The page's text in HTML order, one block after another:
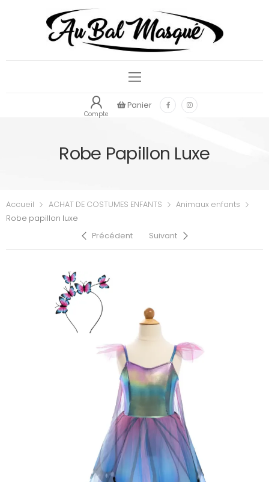
Compte
Panier
Robe Papillon Luxe
Accueil ACHAT DE COSTUMES ENFANTS
Animaux enfants
Robe papillon luxe
Précédent
Suivant